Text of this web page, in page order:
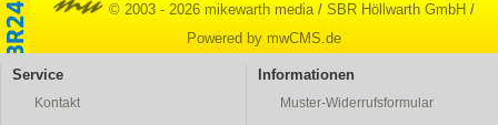
© 2003 - 2026 mikewarth media/ SBR Höllwarth GmbH /
Powered by mwCMS.de
Service
Kontakt
Informationen
Muster-Widerrufsformular